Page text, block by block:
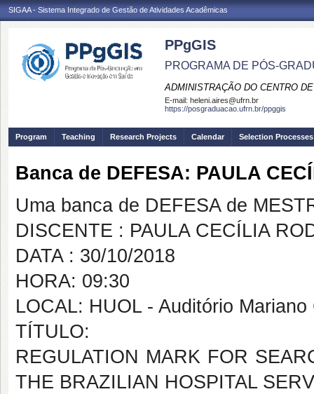
SIGAA - Sistema Integrado de Gestão de Atividades Acadêmicas
PPgGIS
PROGRAMA DE PÓS-
ADMINISTRAÇÃO DO CENTRO
E-mail: heleni.aires@ufrn.br
https://posgraduacao.ufrn.br/ppggis
Program Teaching Research Projects Calendar Selection Processes
Banca de DEFESA: PAULA
Uma banca de DEFESA de
DISCENTE : PAULA CECÍLIA
DATA : 30/10/2018
HORA: 09:30
LOCAL: HUOL - Auditório Mariano
TÍTULO:
REGULATION MARK FOR
THE BRAZILIAN HOSPITAL